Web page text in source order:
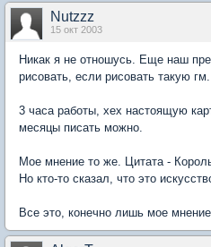
Nutzzz
15 окт 2003
Никак я не отношусь. Еще наш
рисовать, если рисовать такую гм.
3 часа работы, хех настоящую
месяцы писать можно.
Мое мнение то же. Цитата -
Но кто-то сказал, что это
Все это, конечно лишь мое